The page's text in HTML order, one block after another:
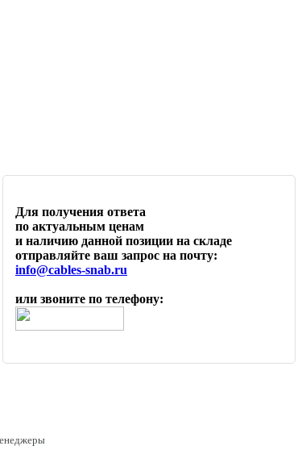
Для получения ответа
по актуальным ценам
и наличию данной позиции на складе
отправляйте ваш запрос на почту:
info@cables-snab.ru
или звоните по телефону: